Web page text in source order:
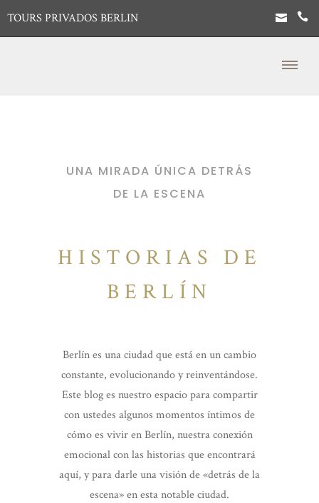
TOURS PRIVADOS BERLIN
UNA MIRADA ÚNICA DETRÁS
DE LA ESCENA
HISTORIAS DE
BERLÍN
Berlín es una ciudad que está en un cambio
constante, evolucionando y reinventándose.
Este blog es nuestro espacio para compartir
con ustedes algunos momentos íntimos de
cómo es vivir en Berlín, nuestra conexión
emocional con las historias que encontrará
aquí, y para darle una visión de «detrás de la
escena» en esta notable ciudad.